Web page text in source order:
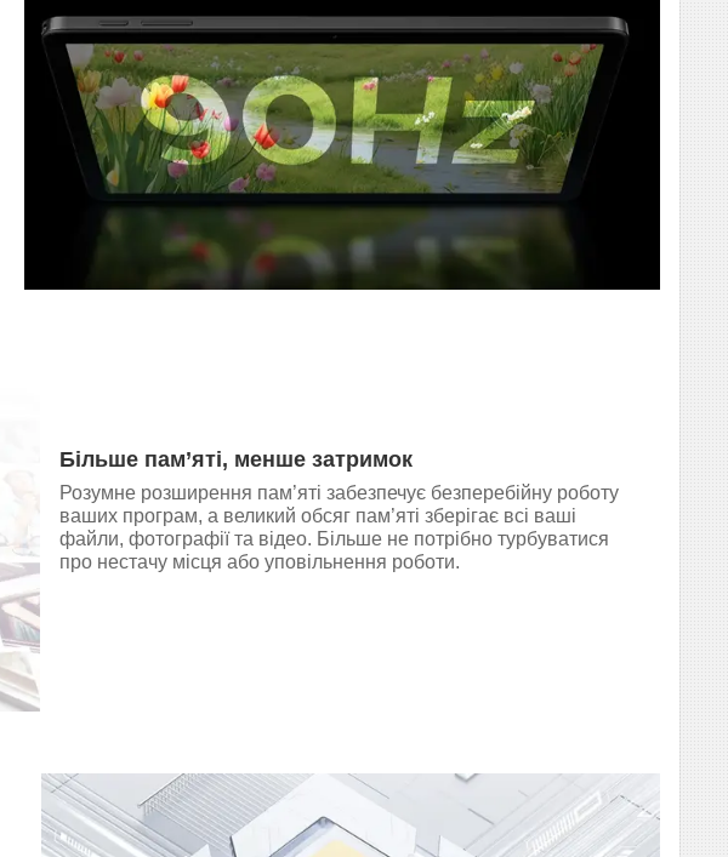
Більше пам’яті, менше затримок
Розумне розширення пам’яті забезпечує безперебійну роботу
ваших програм, а великий обсяг пам’яті зберігає всі ваші
файли, фотографії та відео. Більше не потрібно турбуватися
про нестачу місця або уповільнення роботи.